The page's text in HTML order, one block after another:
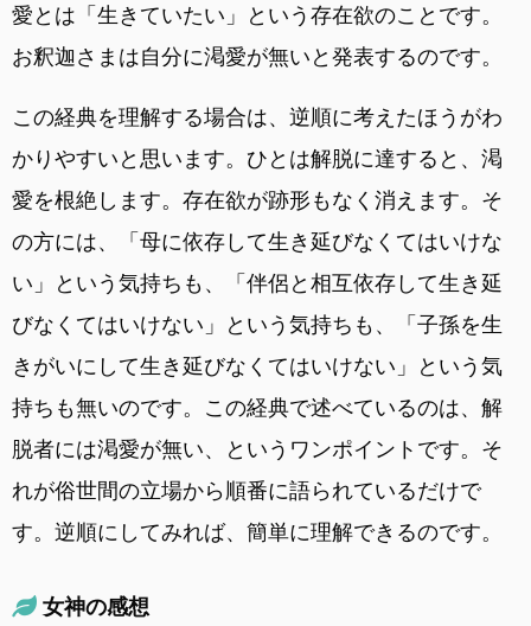
愛とは「生きていたい」という存在欲のことです。
お釈迦さまは自分に渇愛が無いと発表するのです。
この経典を理解する場合は、逆順に考えたほうがわ
かりやすいと思います。ひとは解脱に達すると、渇
愛を根絶します。存在欲が跡形もなく消えます。そ
の方には、「母に依存して生き延びなくてはいけな
い」という気持ちも、「伴侶と相互依存して生き延
びなくてはいけない」という気持ちも、「子孫を生
きがいにして生き延びなくてはいけない」という気
持ちも無いのです。この経典で述べているのは、解
脱者には渇愛が無い、というワンポイントです。そ
れが俗世間の立場から順番に語られているだけで
す。逆順にしてみれば、簡単に理解できるのです。
女神の感想